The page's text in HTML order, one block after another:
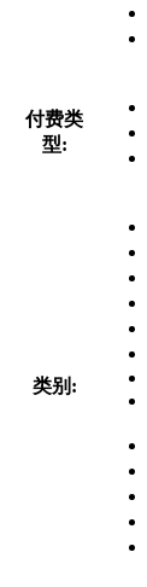
付费类
型:
类别: